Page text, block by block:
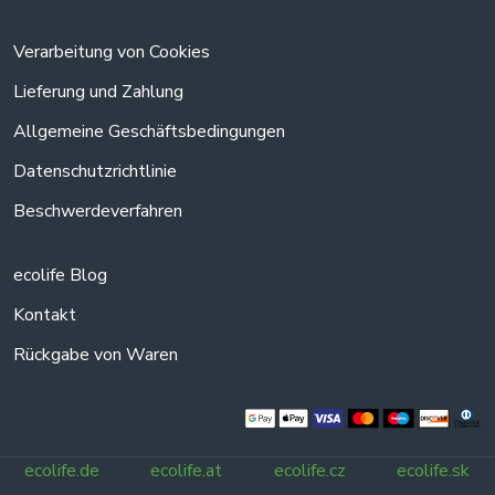
Verarbeitung von Cookies
Lieferung und Zahlung
Allgemeine Geschäftsbedingungen
Datenschutzrichtlinie
Beschwerdeverfahren
ecolife Blog
Kontakt
Rückgabe von Waren
ecolife.de ecolife.at ecolife.cz ecolife.sk